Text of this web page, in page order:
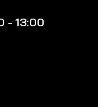
- 13:00